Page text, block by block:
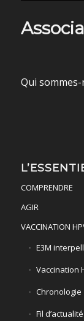
Qui sommes-
COMPRENDRE
AGIR
VACCINATION
E3M
Vaccination
Chronologie
Fil d’actualité